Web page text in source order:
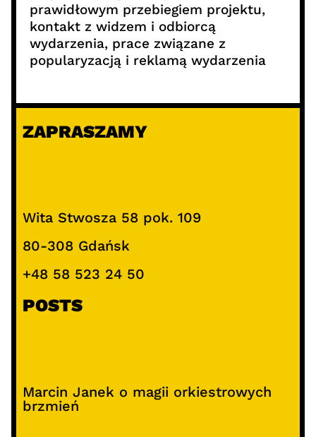
prawidłowym przebiegiem projektu,
kontakt z widzem i odbiorcą
wydarzenia, prace związane z
popularyzacją i reklamą wydarzenia
ZAPRASZAMY
Wita Stwosza 58 pok. 109
80-308 Gdańsk
+48 58 523 24 50
POSTS
Marcin Janek o magii orkiestrowych
brzmień